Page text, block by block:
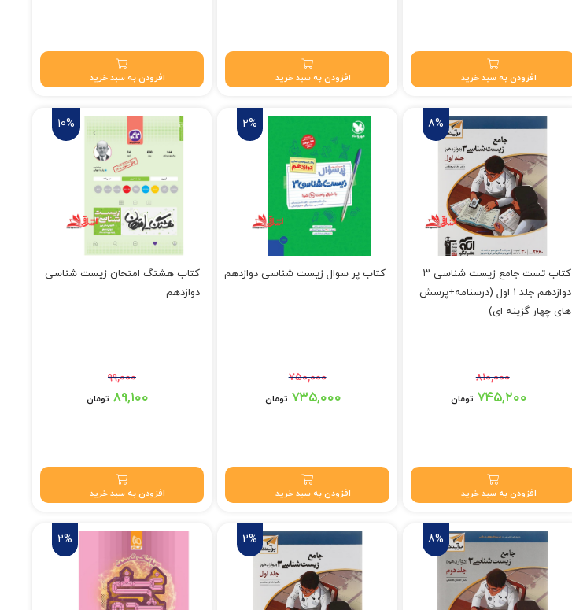
افزودن به سبد خرید افزودن به سبد خرید افزودن به سبد خرید
8%
کتاب تست جامع زیست شناسی ۳
دوازدهم جلد ۱ اول (درسنامه+پرسش
های چهار گزینه ای)
۸۱۰,۰۰۰
قیمت اصلی: ۸۱۰,۰۰۰ تومان بود.۷۴۵,۲۰۰ تومان
افزودن به سبد خرید
2%
کتاب پر سوال زیست شناسی دوازدهم
۷۵۰,۰۰۰
قیمت اصلی: ۷۵۰,۰۰۰ تومان بود.۷۳۵,۰۰۰ تومان
افزودن به سبد خرید
10%
کتاب هشتگ امتحان زیست شناسی
دوازدهم
۹۹,۰۰۰
قیمت اصلی: ۹۹,۰۰۰ تومان بود.۸۹,۱۰۰ تومان
افزودن به سبد خرید
8%
2%
2%